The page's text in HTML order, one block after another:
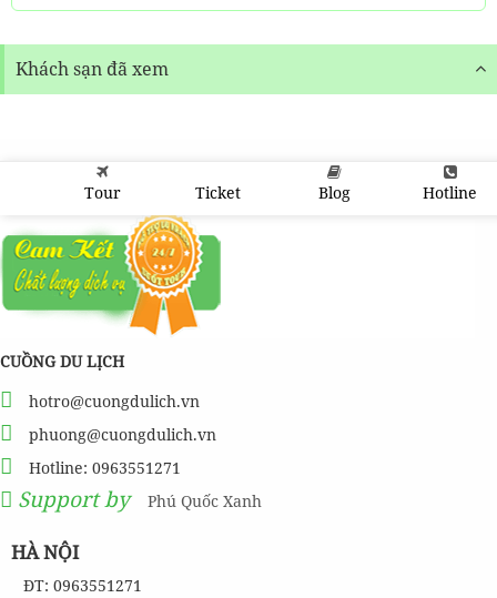
Khách sạn đã xem
Tour Ticket Blog Hotline
CUỒNG DU LỊCH
hotro@cuongdulich.vn
phuong@cuongdulich.vn
Hotline: 0963551271
Support by Phú Quốc Xanh
HÀ NỘI
ĐT: 0963551271